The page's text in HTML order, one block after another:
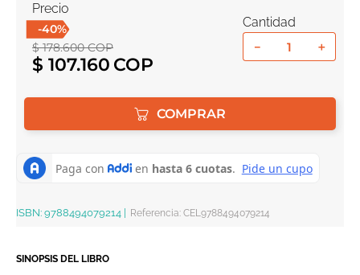
Precio
-40%
$ 178.600COP
$ 107.160
Cantidad
＋
－
COMPRAR
ISBN: 9788494079214 Referencia: CEL9788494079214
SINOPSIS DEL LIBRO